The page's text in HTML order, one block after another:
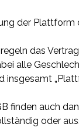
der
regeln das
alle
insgesamt
finden auch
oder